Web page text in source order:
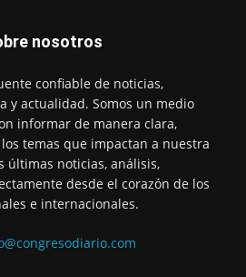
nosotros
confiable de noticias,
y actualidad. Somos un medio
informar de manera clara,
temas que impactan a nuestra
últimas noticias, análisis,
desde el corazón de los
e internacionales.